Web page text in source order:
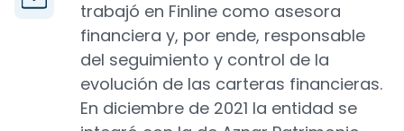
trabajó en Finline como asesora
financiera y, por ende, responsable
del seguimiento y control de la
evolución de las carteras financieras.
En diciembre de 2021 la entidad se